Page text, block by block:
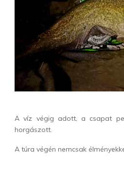
A víz végig adott, a csapat
horgászott.
A túra végén nemcsak